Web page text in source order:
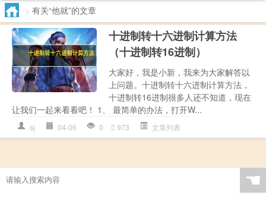
> 有关“他就”的文章
十进制转十六进制计算方法
（十进制转16进制）
大家好，我是小新，我来为大家解答以
上问题。十进制转十六进制计算方法，
十进制转16进制很多人还不知道，现在
让我们一起来看看吧！ 1、 最简单的办法，打开W...
sj 04-06 0 973 文章列表
☚